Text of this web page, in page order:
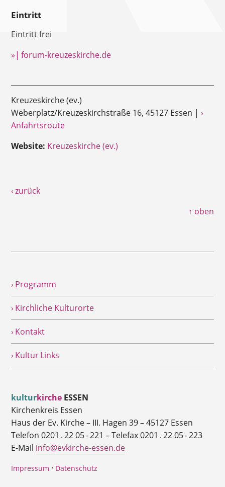
Eintritt
Eintritt frei
»| forum-kreuzeskirche.de
Kreuzeskirche (ev.)
Weberplatz/Kreuzeskirchstraße 16, 45127 Essen |›
Anfahrtsroute
Website: Kreuzeskirche (ev.)
‹ zurück
↑ oben
› Programm
› Kirchliche Kulturorte
› Kontakt
› Kultur Links
kulturkirche ESSEN
Kirchenkreis Essen
Haus der Ev. Kirche – III. Hagen 39 – 45127 Essen
Telefon 0201 . 22 05 - 221 – Telefax 0201 . 22 05 - 223
E-Mail info@evkirche-essen.de
Impressum · Datenschutz